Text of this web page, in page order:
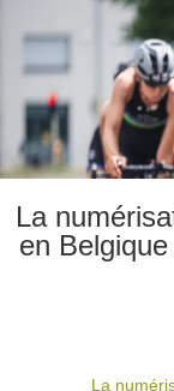
La
en
La